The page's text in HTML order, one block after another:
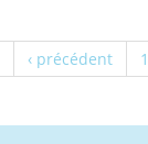
‹ précédent 1